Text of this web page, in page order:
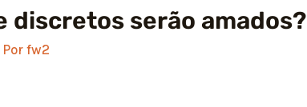
discretos serão amados?
fw2